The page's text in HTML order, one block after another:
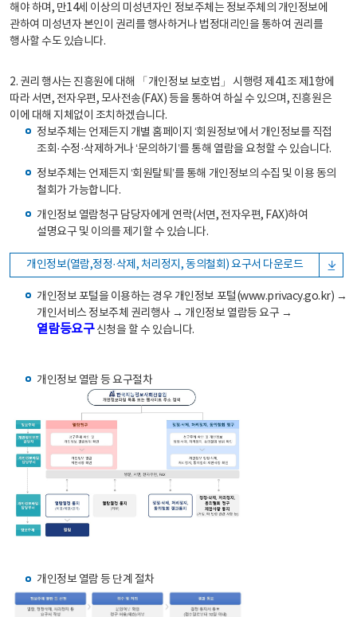
해야 하며, 만14세 이상의 미성년자인 정보주체는 정보주체의 개인정보에
관하여 미성년자 본인이 권리를 행사하거나 법정대리인을 통하여 권리를
행사할 수도 있습니다.
2. 권리 행사는 진흥원에 대해 「개인정보 보호법」 시행령 제41조 제1항에
따라 서면, 전자우편, 모사전송(FAX) 등을 통하여 하실 수 있으며, 진흥원은
이에 대해 지체없이 조치하겠습니다.
정보주체는 언제든지 개별 홈페이지 ‘회원정보’에서 개인정보를 직접
조회·수정·삭제하거나 ‘문의하기’를 통해 열람을 요청할 수 있습니다.
정보주체는 언제든지 ‘회원탈퇴’를 통해 개인정보의 수집 및 이용 동의
철회가 가능합니다.
개인정보 열람청구 담당자에게 연락(서면, 전자우편, FAX)하여
설명요구 및 이의를 제기할 수 있습니다.
개인정보(열람,정정·삭제, 처리정지, 동의철회) 요구서 다운로드
개인정보 포털을 이용하는 경우 개인정보 포털(www.privacy.go.kr) →
개인서비스 정보주체 권리행사 → 개인정보 열람등 요구 →
열람등요구신청을 할 수 있습니다.
개인정보 열람 등 요구절차
개인정보 열람 등 단계 절차